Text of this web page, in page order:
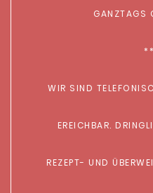
GANZTAGS
WIR SIND
EREICHBAR.
REZEPT- UND